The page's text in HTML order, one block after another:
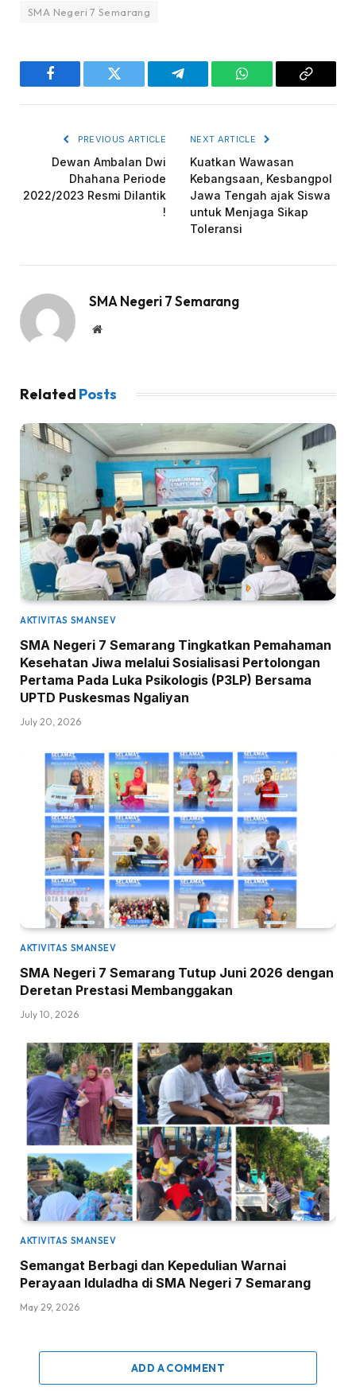
SMA Negeri 7 Semarang
Facebook Twitter Telegram WhatsAppCopy
PREVIOUS ARTICLE
Dewan Ambalan Dwi
Dhahana Periode
2022/2023 Resmi Dilantik
!
NEXT ARTICLE
Kuatkan Wawasan
Kebangsaan, Kesbangpol
Jawa Tengah ajak Siswa
untuk Menjaga Sikap
Toleransi
SMA Negeri 7 Semarang
Website
Related Posts
AKTIVITAS SMANSEV
SMA Negeri 7 Semarang Tingkatkan Pemahaman
Kesehatan Jiwa melalui Sosialisasi Pertolongan
Pertama Pada Luka Psikologis (P3LP) Bersama
UPTD Puskesmas Ngaliyan
July 20, 2026
AKTIVITAS SMANSEV
SMA Negeri 7 Semarang Tutup Juni 2026 dengan
Deretan Prestasi Membanggakan
July 10, 2026
AKTIVITAS SMANSEV
Semangat Berbagi dan Kepedulian Warnai
Perayaan Iduladha di SMA Negeri 7 Semarang
May 29, 2026
ADD A COMMENT